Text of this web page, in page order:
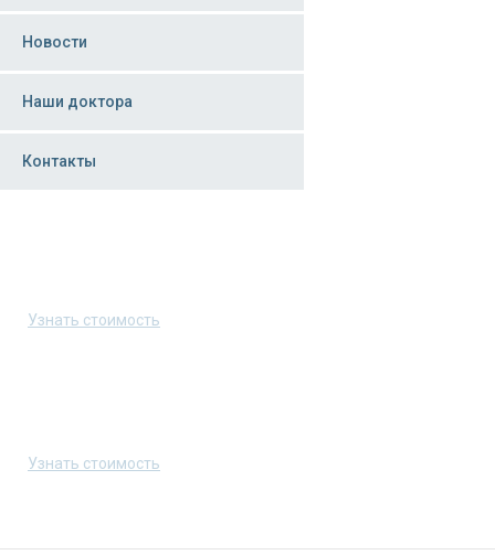
Новости
Наши доктора
Контакты
Узнать стоимость
Узнать стоимость